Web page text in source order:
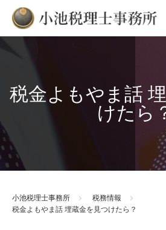
税金よもやま話
けたら
小池税理士事務所
税務情報
税金よもやま話 埋蔵金を見つけたら？